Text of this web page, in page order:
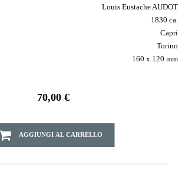
Louis Eustache AUDOT
1830 ca.
Capri
Torino
160 x 120 mm
70,00 €
AGGIUNGI AL CARRELLO